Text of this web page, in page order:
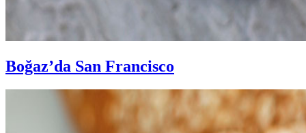
Boğaz’da San Francisco